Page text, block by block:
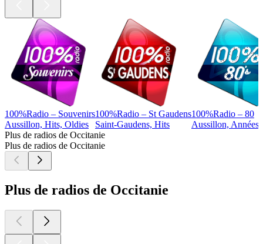
100%Radio – Souvenirs
Aussillon, Hits, Oldies
100%Radio – St Gaudens
Saint-Gaudens, Hits
100%Radio – 80
Aussillon, Années
Plus de radios de Occitanie
Plus de radios de Occitanie
Plus de radios de Occitanie